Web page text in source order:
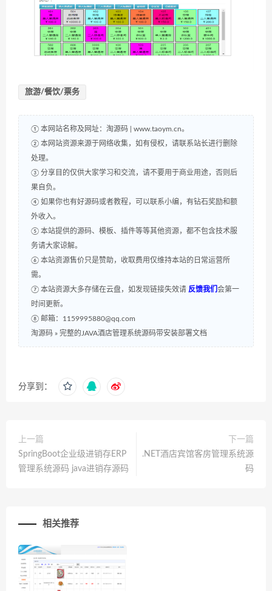
旅游/餐饮/票务
① 本网站名称及网址：淘源码 | www.taoym.cn。
② 本网站资源来源于网络收集，如有侵权，请联系站长进行删除
处理。
③ 分享目的仅供大家学习和交流，请不要用于商业用途，否则后
果自负。
④ 如果你也有好源码或者教程，可以联系小编，有钻石奖励和额
外收入。
⑤ 本站提供的源码、模板、插件等等其他资源，都不包含技术服
务请大家谅解。
⑥ 本站资源售价只是赞助，收取费用仅维持本站的日常运营所
需。
⑦ 本站资源大多存储在云盘，如发现链接失效请 反馈我们 会第一
时间更新。
⑧ 邮箱：1159995880@qq.com
淘源码 » 完整的JAVA酒店管理系统源码带安装部署文档
分享到：
上一篇
SpringBoot企业级进销存ERP
管理系统源码 java进销存源码
下一篇
.NET酒店宾馆客房管理系统源
码
相关推荐